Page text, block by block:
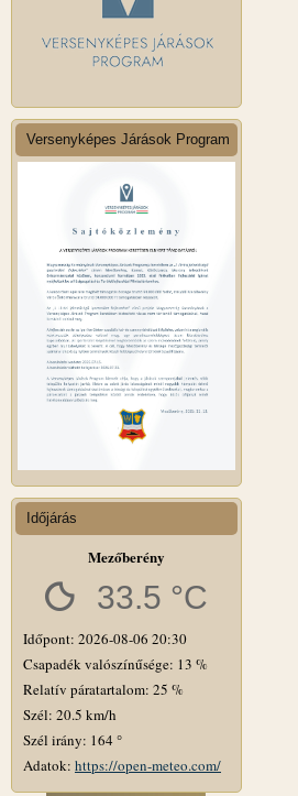
Versenyképes Járások Program
Időjárás
Mezőberény
33.5 °C
Időpont: 2026-08-06 20:30
Csapadék valószínűsége: 13 %
Relatív páratartalom: 25 %
Szél: 20.5 km/h
Szél irány: 164 °
Adatok: https://open-meteo.com/